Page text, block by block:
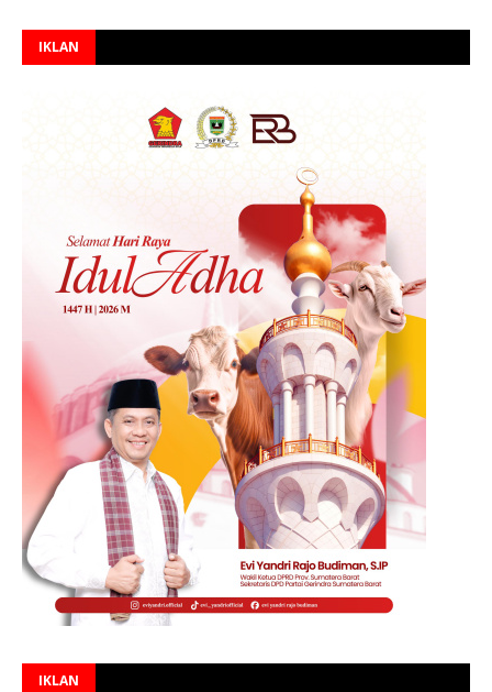
IKLAN
IKLAN